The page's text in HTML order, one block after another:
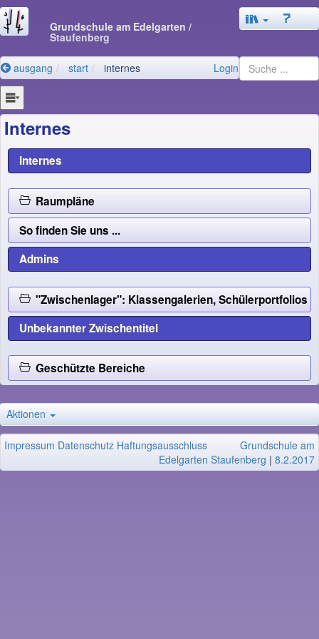
Grundschule am Edelgarten /
Staufenberg
ausgang start internes Login
Internes
Internes
Raumpläne
So finden Sie uns ...
Admins
"Zwischenlager": Klassengalerien,
Unbekannter Zwischentitel
Geschützte Bereiche
Aktionen
Impressum Datenschutz Haftungsausschluss
Grundschule am
Edelgarten Staufenberg | 8.2.2017